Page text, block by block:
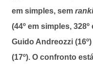
em simples, sem
(44º em simples,
Guido Andreozzi
(17º). O confronto